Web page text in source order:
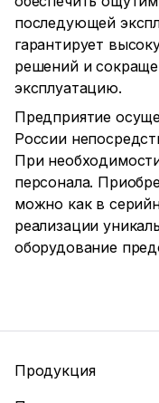
последующей
гарантирует
решений и
эксплуатацию.
Предприятие
России
При
персонала.
можно как в
реализации
оборудование
Продукция